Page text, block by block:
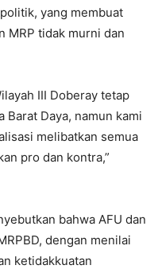
yang membuat
MRP tidak murni dan
III Doberay tetap
Barat Daya, namun kami
melibatkan semua
pro dan kontra,”
bahwa AFU dan
dengan menilai
ketidakkuatan